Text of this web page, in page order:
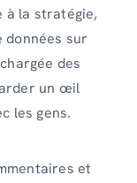
à la stratégie,
sur
des
un œil
les gens.
et